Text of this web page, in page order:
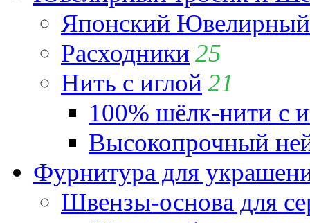
Японский
Расходники 25
Нить с иглой 21
100% шёлк-нити с
Высокопрочный
Фурнитура для
Швензы-основа для